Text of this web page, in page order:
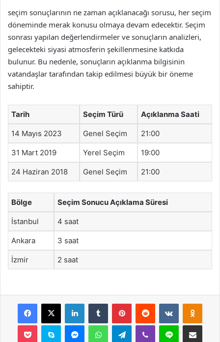
seçim sonuçlarının ne zaman açıklanacağı sorusu, her seçim
döneminde merak konusu olmaya devam edecektir. Seçim
sonrası yapılan değerlendirmeler ve sonuçların analizleri,
gelecekteki siyasi atmosferin şekillenmesine katkıda
bulunur. Bu nedenle, sonuçların açıklanma bilgisinin
vatandaşlar tarafından takip edilmesi büyük bir öneme
sahiptir.
Tarih Seçim Türü Açıklanma Saati
14 Mayıs 2023 Genel Seçim 21:00
31 Mart 2019 Yerel Seçim 19:00
24 Haziran 2018 Genel Seçim 21:00
Bölge Seçim Sonucu Açıklama Süresi
İstanbul 4 saat
Ankara 3 saat
İzmir 2 saat
Facebook
X LinkedInTumblr PinterestReddit VKontakte
Pocket Skype MessengerWhatsAppTelegramViber Line E-Posta ile